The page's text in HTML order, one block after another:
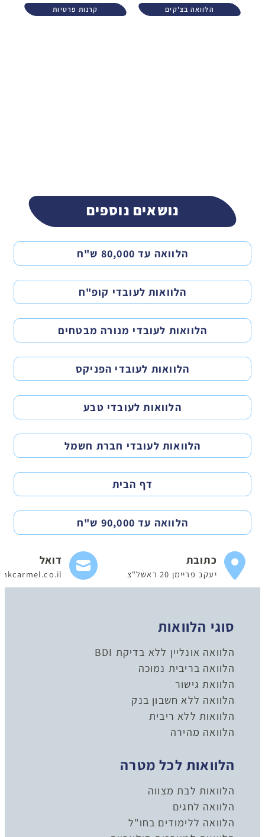
הלוואה בצ'קים קרנות פרטיות
נושאים נוספים
הלוואה עד 80,000 ש"ח
הלוואות לעובדי קופ"ח
הלוואות לעובדי מנורה מבטחים
הלוואות לעובדי הפניקס
הלוואות לעובדי טבע
הלוואות לעובדי חברת חשמל
דף הבית
הלוואה עד 90,000 ש"ח
כתובת
יעקב פריימן 20 ראשל"צ
דואל
סוגי הלוואות
הלוואה אונליין ללא בדיקת BDI
הלוואה בריבית נמוכה
הלוואת גישור
הלוואה ללא חשבון בנק
הלוואות ללא ריבית
הלוואה מהירה
הלוואות לכל מטרה
הלוואות לבת מצווה
הלוואה לחגים
הלוואה ללימודים בחו"ל